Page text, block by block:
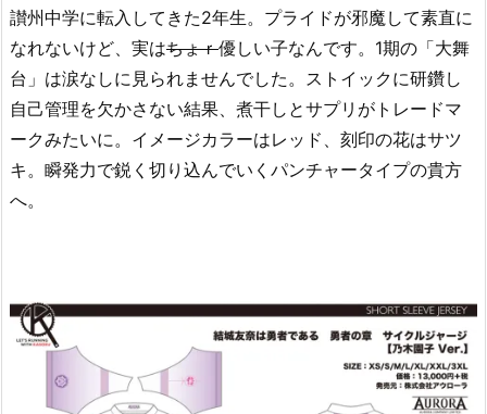
讃州中学に転入してきた2年生。プライドが邪魔して素直に
なれないけど、実はちょｒ優しい子なんです。1期の「大舞
台」は涙なしに見られませんでした。ストイックに研鑽し
自己管理を欠かさない結果、煮干しとサプリがトレードマ
ークみたいに。イメージカラーはレッド、刻印の花はサツ
キ。瞬発力で鋭く切り込んでいくパンチャータイプの貴方
へ。